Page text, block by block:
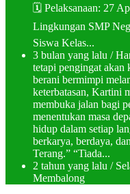
🗓️ Pelaksanaan: 27
Lingkungan SMP
Siswa Kelas...
3 bulan yang lalu /
tetapi pengingat akan
berani bermimpi
keterbatasan, Kartini
membuka jalan bagi
menentukan masa
hidup dalam setiap
berkarya, berdaya,
Terang.” “Tiada...
2 tahun yang lalu /
Membalong